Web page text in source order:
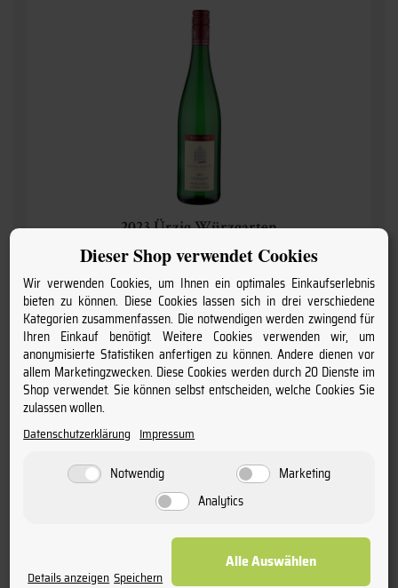
2023 Ürzig Würzgarten
Weingut Mönchhof Ürzig
€15,10
inkl. MwSt. / zzgl.Versand(Grundpreis: 20,13 € pro l)
ab 6 Fl.
Staffelpreise
Dieser Shop verwendet Cookies
Wir verwenden Cookies, um Ihnen ein optimales Einkaufserlebnis
bieten zu können. Diese Cookies lassen sich in drei verschiedene
Kategorien zusammenfassen. Die notwendigen werden zwingend für
Ihren Einkauf benötigt. Weitere Cookies verwenden wir, um
anonymisierte Statistiken anfertigen zu können. Andere dienen vor
allem Marketingzwecken. Diese Cookies werden durch 20 Dienste im
Shop verwendet. Sie können selbst entscheiden, welche Cookies Sie
zulassen wollen.
Datenschutzerklärung Impressum
Notwendig
Marketing
Analytics
Details anzeigen Speichern
Alle Auswählen